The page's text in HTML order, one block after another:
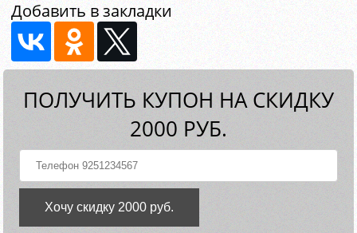
Добавить в закладки
ПОЛУЧИТЬ КУПОН НА СКИДКУ
2000 РУБ.
Хочу скидку 2000 руб.